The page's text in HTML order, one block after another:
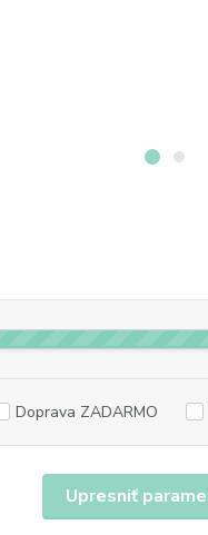
Upresniť
Doprava ZADARMO